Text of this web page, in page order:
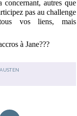
autres que
pas au challenge
vos liens, mais
à Jane???